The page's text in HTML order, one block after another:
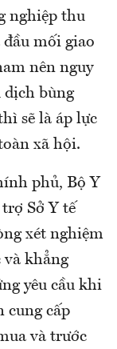
nghiệp thu
đầu mối giao
nên nguy
dịch bùng
sẽ là áp lực
xã hội.
phủ, Bộ Y
Sở Y tế
xét nghiệm
và khẳng
yêu cầu khi
cung cấp
và trước